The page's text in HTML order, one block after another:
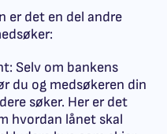
er det en del andre
Selv om bankens
du og medsøkeren din
søker. Her er det
hvordan lånet skal